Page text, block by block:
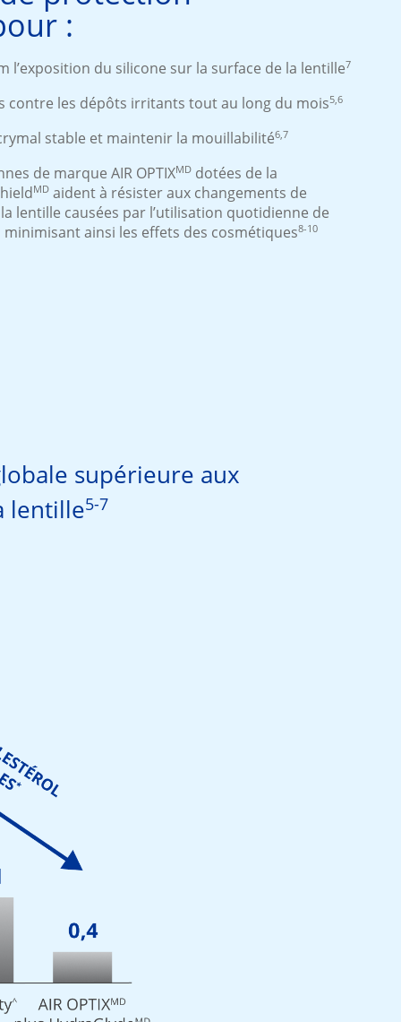
:
l’exposition du silicone sur la surface de la lentille7
contre les dépôts irritants tout au long du mois5,6
stable et maintenir la mouillabilité6,7
de marque AIR OPTIXMD dotées de la
MD aident à résister aux changements de
lentille causées par l’utilisation quotidienne de
ainsi les effets des cosmétiques8-10
supérieure aux
lentille5-7